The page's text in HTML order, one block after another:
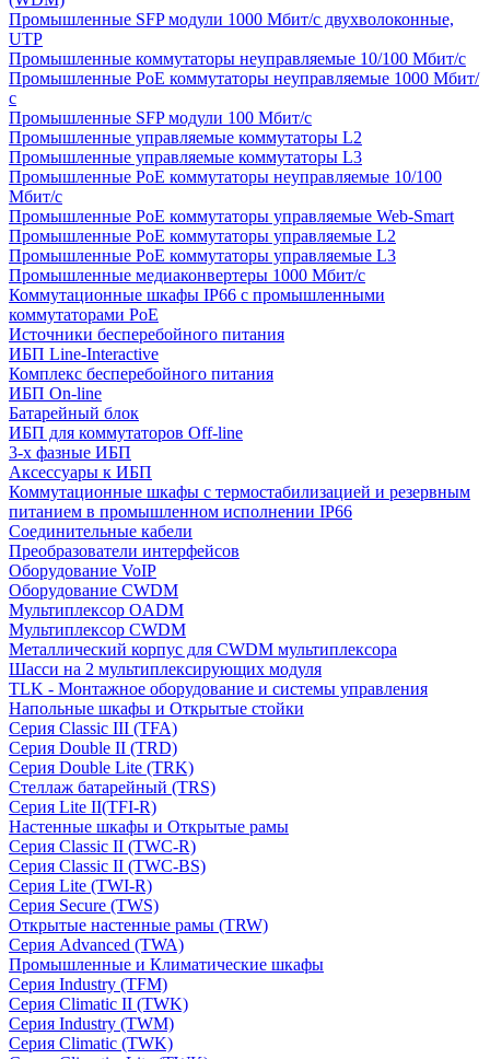
Промышленные SFP модули 1000 Мбит/c двухволоконные,
UTP
Промышленные коммутаторы неуправляемые 10/100 Мбит/с
Промышленные PoE коммутаторы неуправляемые 1000 Мбит/
с
Промышленные SFP модули 100 Мбит/c
Промышленные управляемые коммутаторы L2
Промышленные управляемые коммутаторы L3
Промышленные PoE коммутаторы неуправляемые 10/100
Мбит/с
Промышленные PoE коммутаторы управляемые Web-Smart
Промышленные PoE коммутаторы управляемые L2
Промышленные PoE коммутаторы управляемые L3
Промышленные медиаконвертеры 1000 Мбит/с
Коммутационные шкафы IP66 c промышленными
коммутаторами PoE
Источники бесперебойного питания
ИБП Line-Interactive
Комплекс бесперебойного питания
ИБП On-line
Батарейный блок
ИБП для коммутаторов Off-line
3-х фазные ИБП
Аксессуары к ИБП
Коммутационные шкафы с термостабилизацией и резервным
питанием в промышленном исполнении IP66
Соединительные кабели
Преобразователи интерфейсов
Оборудование VoIP
Оборудование CWDM
Мультиплекcор OADM
Мультиплексор CWDM
Металлический корпус для CWDM мультиплексора
Шасси на 2 мультиплексирующих модуля
TLK - Монтажное оборудование и системы управления
Напольные шкафы и Открытые стойки
Серия Classic III (TFA)
Серия Double II (TRD)
Серия Double Lite (TRK)
Стеллаж батарейный (TRS)
Серия Lite II(TFI-R)
Настенные шкафы и Открытые рамы
Серия Classic II (TWC-R)
Серия Classic II (TWC-BS)
Серия Lite (TWI-R)
Серия Secure (TWS)
Открытые настенные рамы (TRW)
Серия Advanced (TWA)
Промышленные и Климатические шкафы
Серия Industry (TFM)
Серия Climatic II (TWK)
Серия Industry (TWM)
Серия Climatic (TWK)